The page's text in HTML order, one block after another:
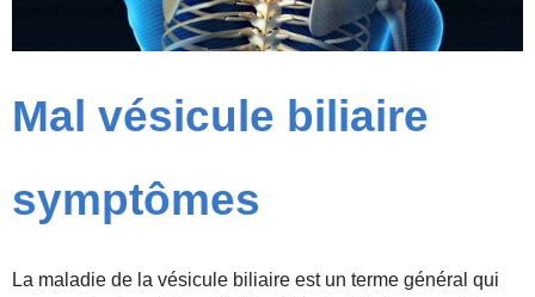
Mal vésicule biliaire
symptômes
La maladie de la vésicule biliaire est un terme général qui